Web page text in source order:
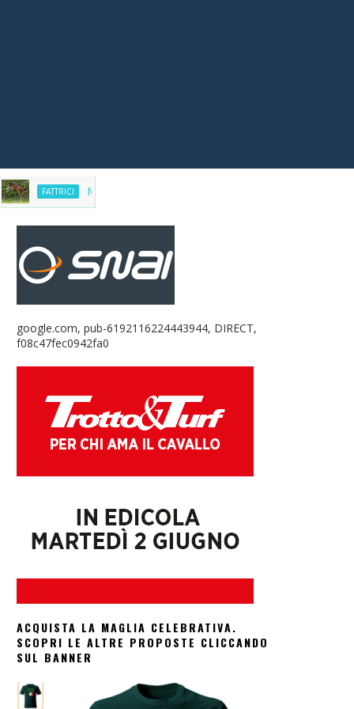
Market del purosangue, la lista delle fattrici in vendita.
google.com, pub-6192116224443944, DIRECT,
f08c47fec0942fa0
ACQUISTA LA MAGLIA CELEBRATIVA.
SCOPRI LE ALTRE PROPOSTE CLICCANDO
SUL BANNER